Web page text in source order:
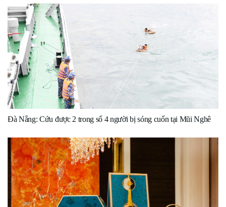
Đà Nẵng: Cứu được 2 trong số 4 người bị sóng cuốn tại Mũi Nghê